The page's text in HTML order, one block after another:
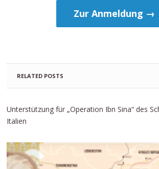
Zur Anmeldung →
RELATED POSTS
Unterstützung für „Operation Ibn Sina“ des
Italien